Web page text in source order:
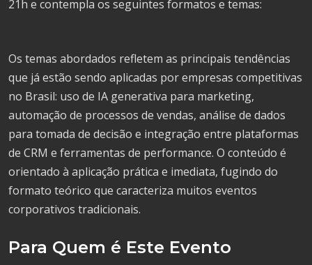
21h e contempla os seguintes formatos e temas:
Os temas abordados refletem as principais tendências
que já estão sendo aplicadas por empresas competitivas
no Brasil: uso de IA generativa para marketing,
automação de processos de vendas, análise de dados
para tomada de decisão e integração entre plataformas
de CRM e ferramentas de performance. O conteúdo é
orientado à aplicação prática e imediata, fugindo do
formato teórico que caracteriza muitos eventos
corporativos tradicionais.
Para Quem é Este Evento